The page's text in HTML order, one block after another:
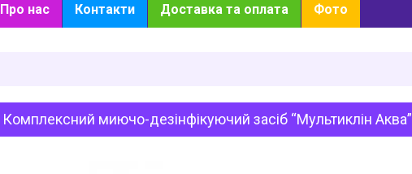
Про нас Контакти Доставка та оплата Фото
Комплексний миючо-дезінфікуючий засіб “Мультиклін Аква”